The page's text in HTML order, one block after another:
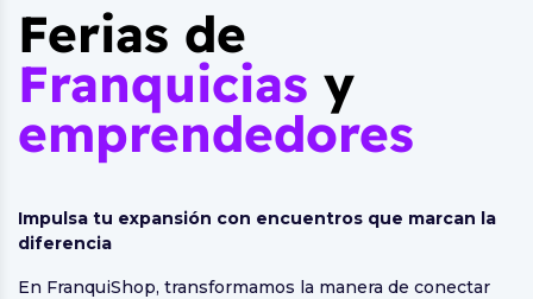
Ferias de
Franquicias y
emprendedores
Impulsa tu expansión con encuentros que marcan la
diferencia
En FranquiShop, transformamos la manera de conectar